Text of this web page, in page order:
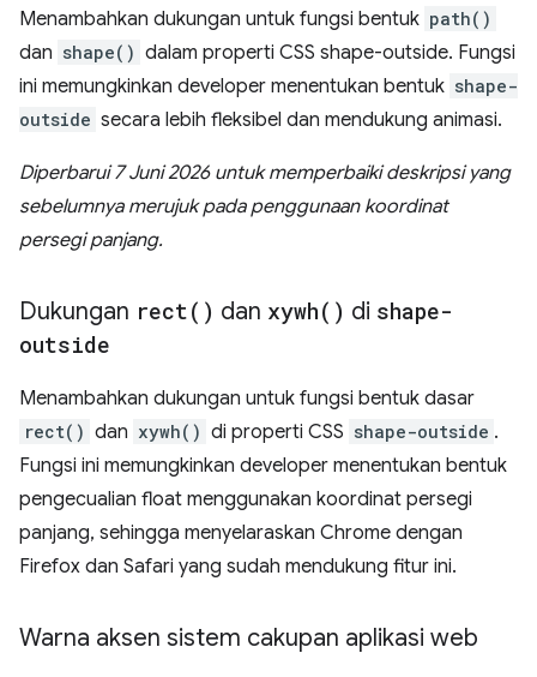
Menambahkan dukungan untuk fungsi bentuk path()
dan shape() dalam properti CSS shape-outside. Fungsi
ini memungkinkan developer menentukan bentuk shape-
outside secara lebih fleksibel dan mendukung animasi.
Diperbarui 7 Juni 2026 untuk memperbaiki deskripsi yang
sebelumnya merujuk pada penggunaan koordinat
persegi panjang.
Dukungan rect( ) dan xywh( ) di shape-
outside
Menambahkan dukungan untuk fungsi bentuk dasar
rect() dan xywh() di properti CSS shape-outside .
Fungsi ini memungkinkan developer menentukan bentuk
pengecualian float menggunakan koordinat persegi
panjang, sehingga menyelaraskan Chrome dengan
Firefox dan Safari yang sudah mendukung fitur ini.
Warna aksen sistem cakupan aplikasi web